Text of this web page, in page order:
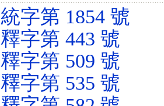
統字第 1854 號
釋字第 443 號
釋字第 509 號
釋字第 535 號